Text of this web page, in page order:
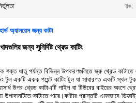
রঙ:
অ্যালয়েস জন্য কাটা
জন্য সুনির্দিষ্ট থ্রেড কাটিং
শক্ত ধাতু পর্যন্ত বিভিন্ন উপকরণগুলিতে স্ক্রু থ্রেড কাটাতে
টুল একটি একক পয়েন্ট কাটিং টুল যা সাধারণত একটি স্থল
উপর থ্রেড কাটাএটি পাইপ বা টিউবের বাইরের অংশে
উপাদানটিতে কাটাতে পারে।কাটার প্রান্তটি এমনভাবে